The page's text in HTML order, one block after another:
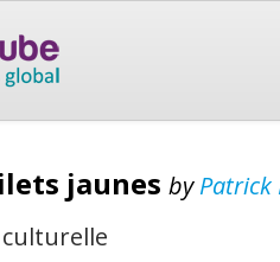
jaunes byPatrick